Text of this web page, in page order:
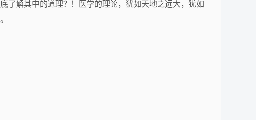
了解其中的道理？！医学的理论，犹如天地之远大，犹如